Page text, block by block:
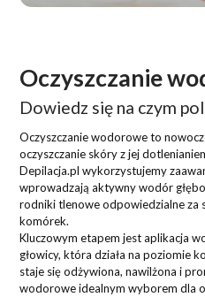
Oczyszczanie
Dowiedz się na czym
Oczyszczanie wodorowe to
oczyszczanie skóry z jej
Depilacja.pl wykorzystujemy
wprowadzają aktywny wodór
rodniki tlenowe odpowiedzialne za
komórek.
Kluczowym etapem jest aplikacja
głowicy, która działa na poziomie
staje się odżywiona, nawilżona i
wodorowe idealnym wyborem dla